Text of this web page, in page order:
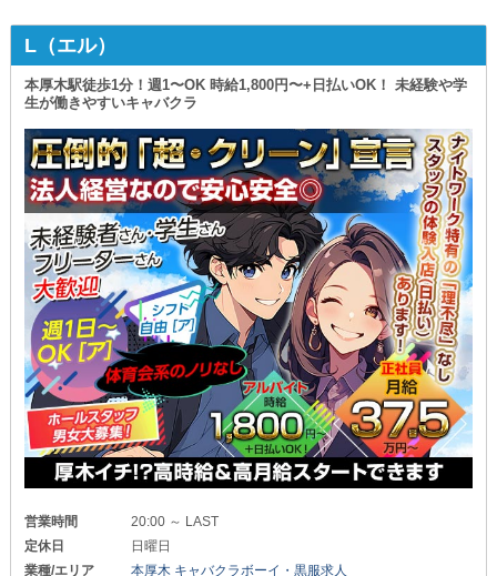
L（エル）
本厚木駅徒歩1分！週1〜OK 時給1,800円〜+日払いOK！ 未経験や学
生が働きやすいキャバクラ
営業時間
20:00 ～ LAST
定休日
日曜日
業種/エリア
本厚木 キャバクラボーイ・黒服求人